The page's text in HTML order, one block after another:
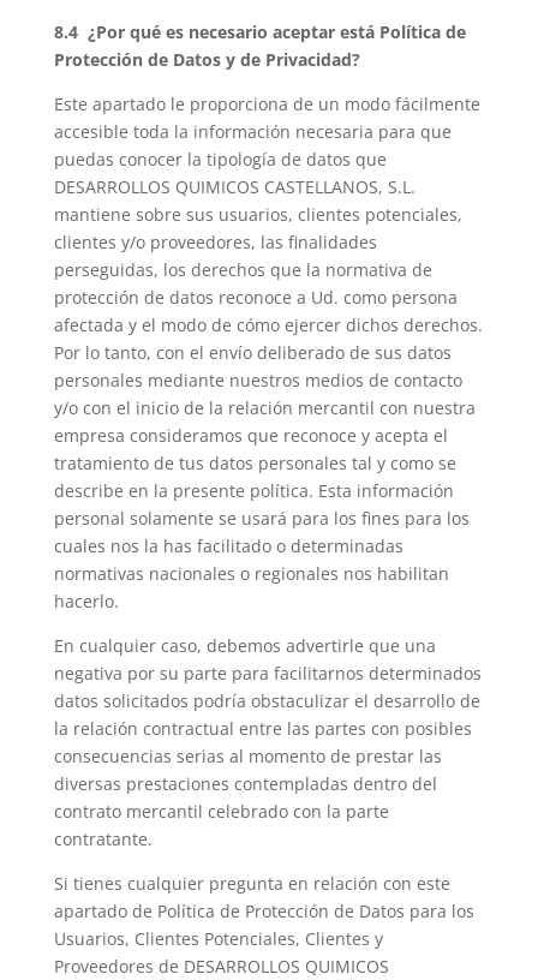
8.4 ¿Por qué es necesario aceptar está Política de
Protección de Datos y de Privacidad?
Este apartado le proporciona de un modo fácilmente
accesible toda la información necesaria para que
puedas conocer la tipología de datos que
DESARROLLOS QUIMICOS CASTELLANOS, S.L.
mantiene sobre sus usuarios, clientes potenciales,
clientes y/o proveedores, las finalidades
perseguidas, los derechos que la normativa de
protección de datos reconoce a Ud. como persona
afectada y el modo de cómo ejercer dichos derechos.
Por lo tanto, con el envío deliberado de sus datos
personales mediante nuestros medios de contacto
y/o con el inicio de la relación mercantil con nuestra
empresa consideramos que reconoce y acepta el
tratamiento de tus datos personales tal y como se
describe en la presente política. Esta información
personal solamente se usará para los fines para los
cuales nos la has facilitado o determinadas
normativas nacionales o regionales nos habilitan
hacerlo.
En cualquier caso, debemos advertirle que una
negativa por su parte para facilitarnos determinados
datos solicitados podría obstaculizar el desarrollo de
la relación contractual entre las partes con posibles
consecuencias serias al momento de prestar las
diversas prestaciones contempladas dentro del
contrato mercantil celebrado con la parte
contratante.
Si tienes cualquier pregunta en relación con este
apartado de Política de Protección de Datos para los
Usuarios, Clientes Potenciales, Clientes y
Proveedores de DESARROLLOS QUIMICOS